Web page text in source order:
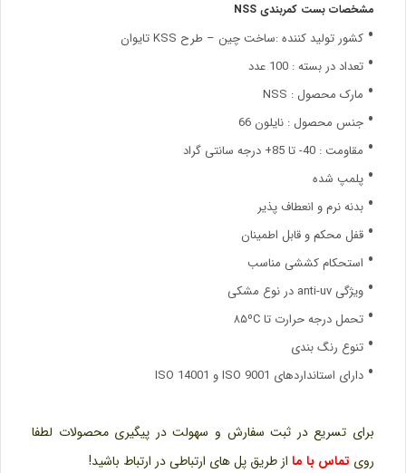
مشخصات بست کمربندی NSS
کشور تولید کننده :ساخت چین – طرح KSS تایوان
تعداد در بسته : 100 عدد
مارک محصول : NSS
جنس محصول : نایلون 66
مقاومت : 40- تا 85+ درجه سانتی گراد
پلمپ شده
بدنه نرم و انعطاف پذیر
قفل محکم و قابل اطمینان
استحکام کششی مناسب
ویژگی anti-uv در نوع مشکی
تحمل درجه حرارت تا ۸۵ºC
تنوع رنگ بندی
دارای استاندارد‌های ISO 9001 و ISO 14001
برای تسریع در ثبت سفارش و سهولت در پیگیری محصولات لطفا
روی تماس با ما از طریق پل های ارتباطی در ارتباط باشید!